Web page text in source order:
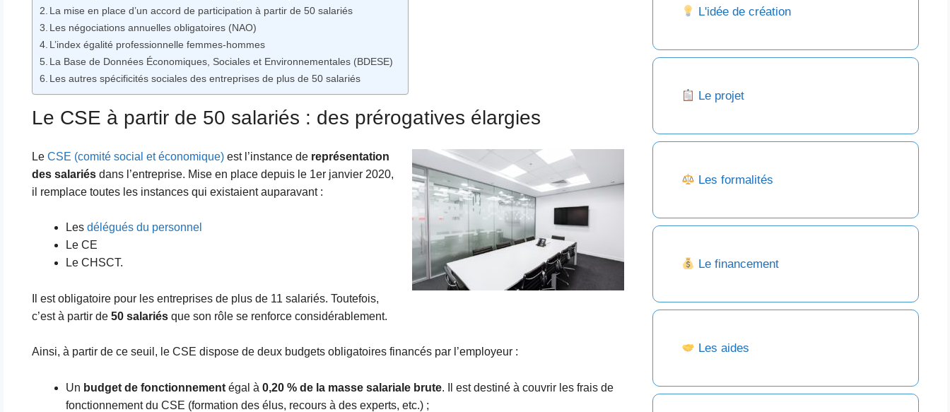
La mise en place d’un accord de participation à partir de 50 salariés
Les négociations annuelles obligatoires (NAO)
L’index égalité professionnelle femmes-hommes
La Base de Données Économiques, Sociales et Environnementales (BDESE)
Les autres spécificités sociales des entreprises de plus de 50 salariés
Le CSE à partir de 50 salariés : des prérogatives élargies
Le CSE (comité social et économique)est l’instance de représentation
des salariésdans l’entreprise. Mise en place depuis le 1er janvier 2020,
il remplace toutes les instances qui existaient auparavant :
Les délégués du personnel
Le CE
Le CHSCT.
Il est obligatoire pour les entreprises de plus de 11 salariés. Toutefois,
c’est à partir de 50 salariésque son rôle se renforce considérablement.
Ainsi, à partir de ce seuil, le CSE dispose de deux budgets obligatoires financés par l’employeur :
Un budget de fonctionnementégal à 0,20 % de la masse salariale brute. Il est destiné à couvrir les frais de
fonctionnement du CSE (formation des élus, recours à des experts, etc.) ;
L'idée de création
Le projet
Les formalités
Le financement
Les aides